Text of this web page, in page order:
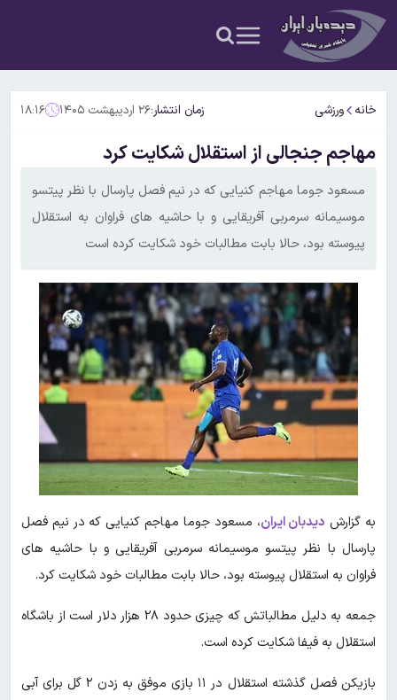
خانه ورزشی زمان انتشار:۲۶ اردیبهشت ۱۴۰۵ ۱۸:۱۶
مهاجم جنجالی از استقلال شکایت کرد
مسعود جوما مهاجم کنیایی که در نیم فصل پارسال با نظر پیتسو
موسیمانه سرمربی آفریقایی و با حاشیه های فراوان به استقلال
پیوسته بود، حالا بابت مطالبات خود شکایت کرده است
به گزارش دیدبان ایران، مسعود جوما مهاجم کنیایی که در نیم فصل
پارسال با نظر پیتسو موسیمانه سرمربی آفریقایی و با حاشیه های
فراوان به استقلال پیوسته بود، حالا بابت مطالبات خود شکایت کرد.
جمعه به دلیل مطالباتش که چیزی حدود ۲۸ هزار دلار است از باشگاه
استقلال به فیفا شکایت کرده است.
بازیکن فصل گذشته استقلال در ۱۱ بازی موفق به زدن ۲ گل برای آبی